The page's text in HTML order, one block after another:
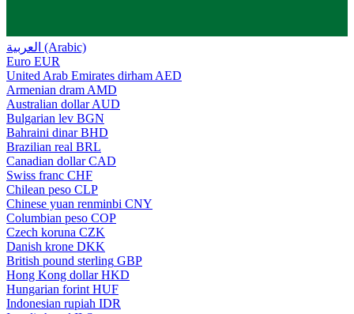
العربية (Arabic)
Euro EUR
United Arab Emirates dirham AED
Armenian dram AMD
Australian dollar AUD
Bulgarian lev BGN
Bahraini dinar BHD
Brazilian real BRL
Canadian dollar CAD
Swiss franc CHF
Chilean peso CLP
Chinese yuan renminbi CNY
Columbian peso COP
Czech koruna CZK
Danish krone DKK
British pound sterling GBP
Hong Kong dollar HKD
Hungarian forint HUF
Indonesian rupiah IDR